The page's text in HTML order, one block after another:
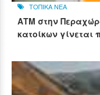
ΤΟΠΙΚΑ ΝΕΑ
ΑΤΜ στην
κατοίκων γίνεται